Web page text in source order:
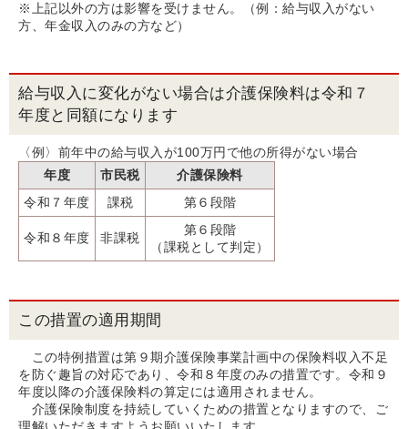
※上記以外の方は影響を受けません。（例：給与収入がない
方、年金収入のみの方など）
給与収入に変化がない場合は介護保険料は令和７
年度と同額になります
〈例〉前年中の給与収入が100万円で他の所得がない場合
年度
市民税
介護保険料
令和７年度
課税 第６段階
令和８年度 非課税
第６段階
（課税として判定）
この措置の適用期間
この特例措置は第９期介護保険事業計画中の保険料収入不足
を防ぐ趣旨の対応であり、令和８年度のみの措置です。令和９
年度以降の介護保険料の算定には適用されません。
介護保険制度を持続していくための措置となりますので、ご